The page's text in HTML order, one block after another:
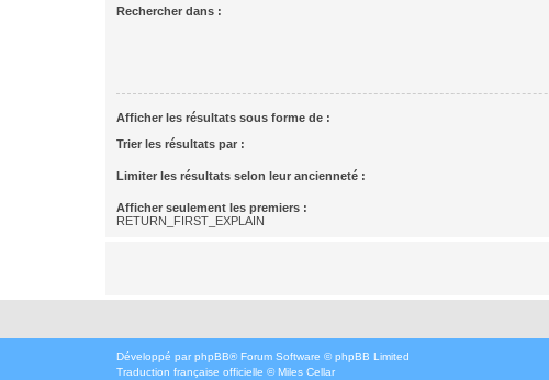
Rechercher dans :
Afficher les résultats sous forme de :
Trier les résultats par :
Limiter les résultats selon leur ancienneté :
Afficher seulement les premiers :
RETURN_FIRST_EXPLAIN
Développé par phpBB® Forum Software © phpBB Limited
Traduction française officielle ©Miles Cellar